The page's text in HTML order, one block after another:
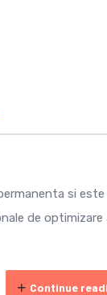
si este
de optimizare
Continue